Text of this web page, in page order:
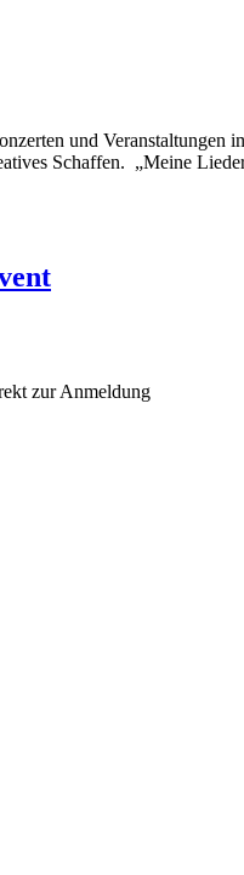
und
Schaffen. „Meine
zur Anmeldung